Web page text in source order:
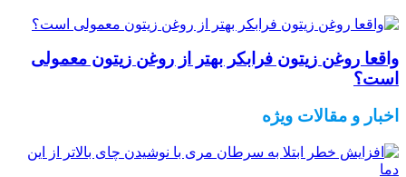
واقعا روغن زیتون فرابکر بهتر از روغن زیتون معمولی
است؟
اخبار و مقالات ویژه